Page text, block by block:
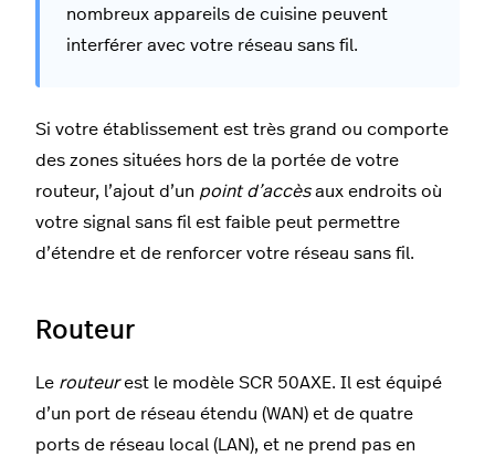
nombreux appareils de cuisine peuvent
interférer avec votre réseau sans fil.
Si votre établissement est très grand ou comporte
des zones situées hors de la portée de votre
routeur, l’ajout d’un point d’accèsaux endroits où
votre signal sans fil est faible peut permettre
d’étendre et de renforcer votre réseau sans fil.
Routeur
Le routeurest le modèle SCR 50AXE. Il est équipé
d’un port de réseau étendu (WAN) et de quatre
ports de réseau local (LAN), et ne prend pas en